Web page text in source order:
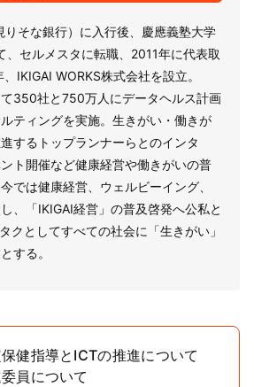
りそな銀行）に入行後、慶應義塾大学
、セルメスタに転職、2011年に代表取
IKIGAI WORKS株式会社を設立。
350社と750万人にデータヘルス計画
ティングを実施。生きがい・働きが
するトップランナーらとのインタ
ト開催など健康経営や働きがいの普
では健康経営、ウェルビーイング、
、「IKIGAI経営」の普及啓発へ公私と
クとしてすべての社会に「生きがい」
する。
健指導とICTの推進について
員について